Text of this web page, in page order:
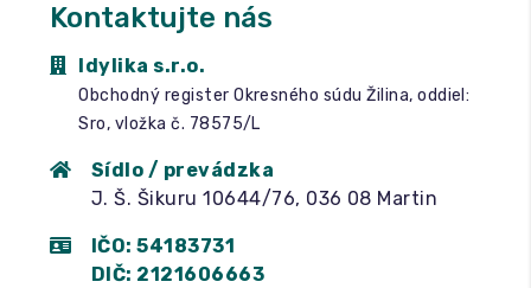
Kontaktujte nás
Idylika s.r.o.
Obchodný register Okresného súdu Žilina, oddiel:
Sro, vložka č. 78575/L
Sídlo / prevádzka
J. Š. Šikuru 10644/76, 036 08 Martin
IČO: 54183731
DIČ: 2121606663